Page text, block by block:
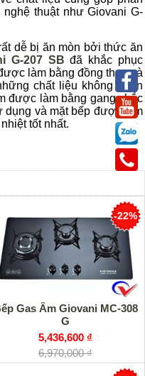
thuật như Giovani G-
dễ bị ăn mòn bởi thức ăn
G-207 SB đã khắc phục
làm bằng đồng thau và
chất liệu không bị ăn
được làm bằng gang chắc
và mặt bếp được làm
tốt nhất.
Gas Âm Giovani MC-308
G
5,436,600 ₫
6,970,000 ₫
-22%